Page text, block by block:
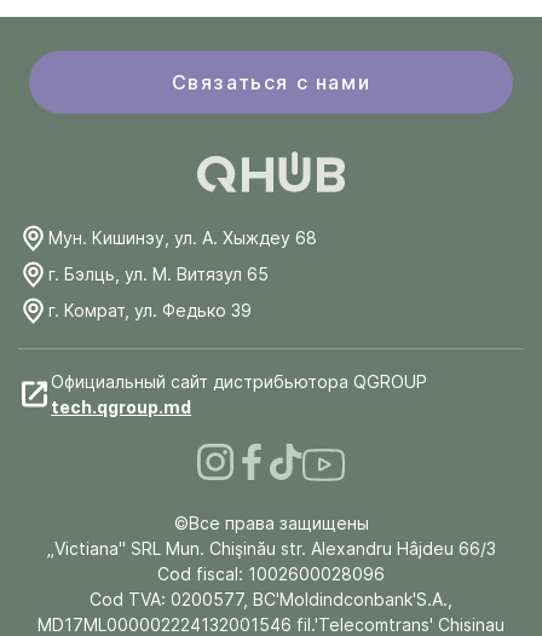
Связаться с нами
Мун. Кишинэу, ул. А. Хыждеу 68
г. Бэлць, ул. М. Витязул 65
г. Комрат, ул. Федько 39
Официальный сайт дистрибьютора QGROUP
tech.qgroup.md
©Все права защищены
„Victiana" SRL Mun. Chişinău str. Alexandru Hâjdeu 66/3
Cod fiscal: 1002600028096
Cod TVA: 0200577, BC'Moldindconbank'S.A.,
MD17ML000002224132001546 fil.'Telecomtrans' Chisinau